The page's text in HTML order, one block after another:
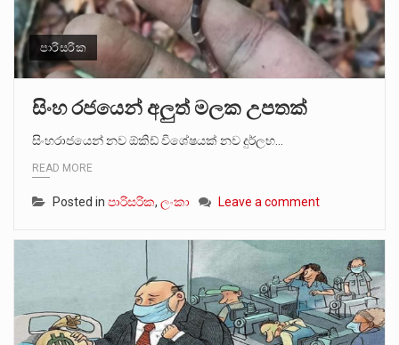
පාරිසරික
සිංහ රජයෙන් අලුත් මලක උපතක්
සිංහරාජයෙන් නව ඕකිඩ් විශේෂයක් නව දුර්ලභ…
READ MORE
Posted in පාරිසරික, ලංකා Leave a comment